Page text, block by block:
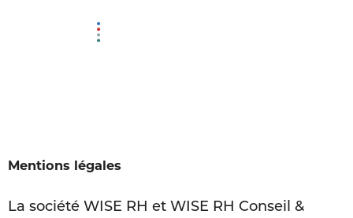
Mentions légales
La société WISE RH et WISE RH Conseil &